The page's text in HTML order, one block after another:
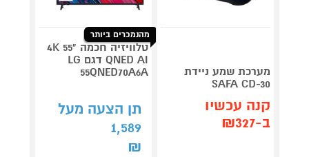
מערכת שמע ניידת
SAFA CD-30
קנה עכשיו
ב-₪327
מהנמכרים ביותר
טלוויזיה חכמה "55 4K
QNED AI דגם LG
55QNED70A6A
תן הצעה מעל
1,589
₪